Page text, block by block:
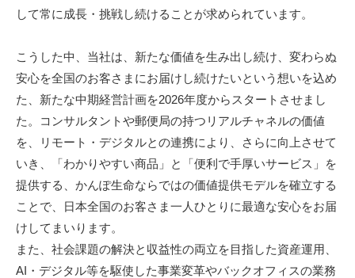
して常に成長・挑戦し続けることが求められています。
こうした中、当社は、新たな価値を生み出し続け、変わらぬ
安心を全国のお客さまにお届けし続けたいという想いを込め
た、新たな中期経営計画を2026年度からスタートさせまし
た。コンサルタントや郵便局の持つリアルチャネルの価値
を、リモート・デジタルとの連携により、さらに向上させて
いき、「わかりやすい商品」と「便利で手厚いサービス」を
提供する、かんぽ生命ならではの価値提供モデルを確立する
ことで、日本全国のお客さま一人ひとりに最適な安心をお届
けしてまいります。
また、社会課題の解決と収益性の両立を目指した資産運用、
AI・デジタル等を駆使した事業変革やバックオフィスの業務